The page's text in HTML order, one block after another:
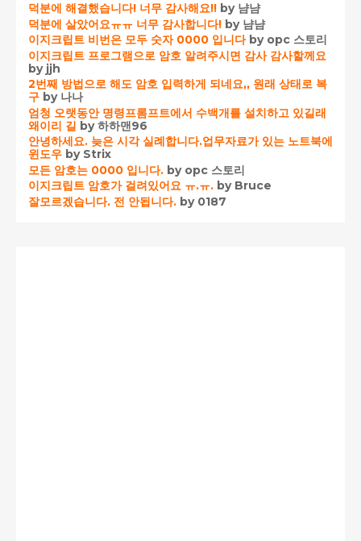
덕분에 해결했습니다! 너무 감사해요!! by 냠냠
덕분에 살았어요ㅠㅠ 너무 감사합니다! by 냠냠
이지크립트 비번은 모두 숫자 0000 입니다by opc 스토리
이지크립트 프로그램으로 암호 알려주시면 감사 감사할께요
by jjh
2번째 방법으로 해도 암호 입력하게 되네요,, 원래 상태로 복
구 by 나나
엄청 오랫동안 명령프롬프트에서 수백개를 설치하고 있길래
왜이리 길 by 하하맨96
안녕하세요. 늦은 시각 실례합니다.업무자료가 있는 노트북에
윈도우 by Strix
모든 암호는 0000 입니다. by opc 스토리
이지크립트 암호가 걸려있어요 ㅠ.ㅠ. by Bruce
잘모르겠습니다. 전 안됩니다. by 0187